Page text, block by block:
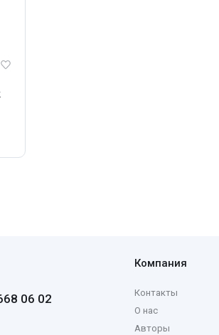
06 02
Компания
Контакты
О нас
Авторы